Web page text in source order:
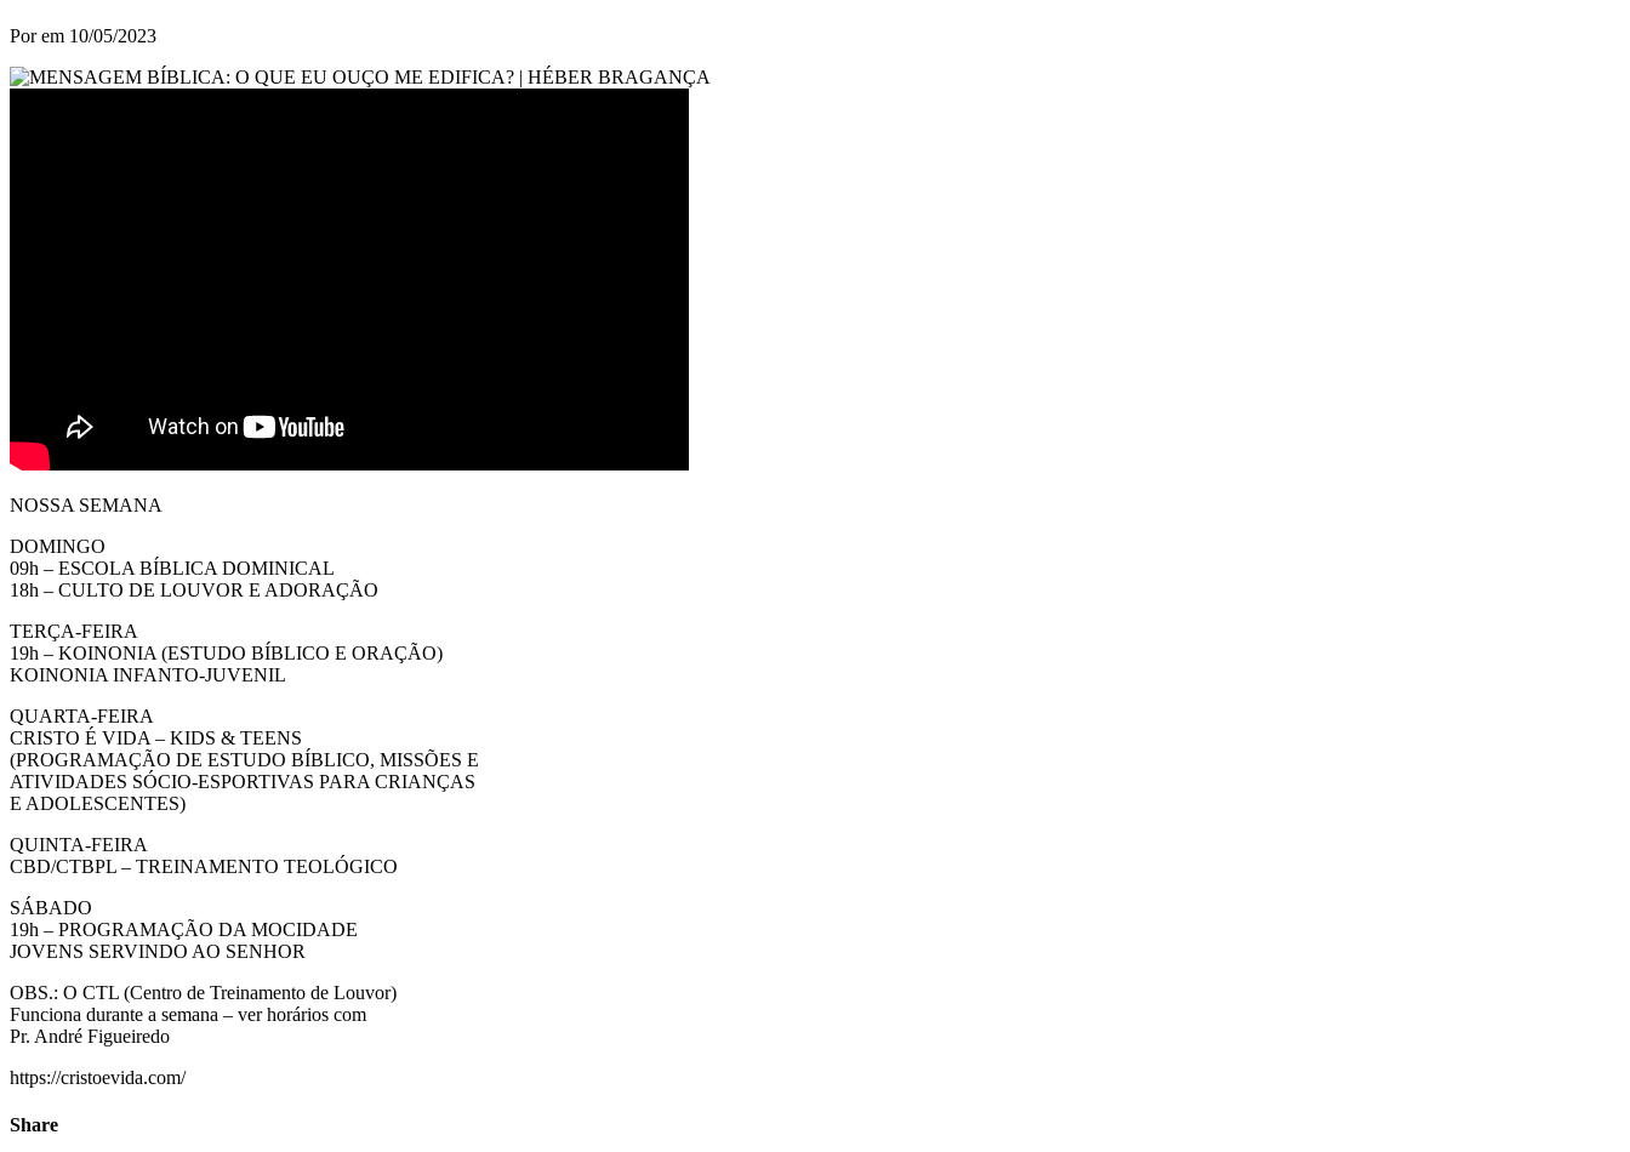
Porem 10/05/2023
NOSSA SEMANA
DOMINGO
09h – ESCOLA BÍBLICA DOMINICAL
18h – CULTO DE LOUVOR E ADORAÇÃO
TERÇA-FEIRA
19h – KOINONIA (ESTUDO BÍBLICO E ORAÇÃO)
KOINONIA INFANTO-JUVENIL
QUARTA-FEIRA
CRISTO É VIDA – KIDS & TEENS
(PROGRAMAÇÃO DE ESTUDO BÍBLICO, MISSÕES E
ATIVIDADES SÓCIO-ESPORTIVAS PARA CRIANÇAS
E ADOLESCENTES)
QUINTA-FEIRA
CBD/CTBPL – TREINAMENTO TEOLÓGICO
SÁBADO
19h – PROGRAMAÇÃO DA MOCIDADE
JOVENS SERVINDO AO SENHOR
OBS.: O CTL (Centro de Treinamento de Louvor)
Funciona durante a semana – ver horários com
Pr. André Figueiredo
https://cristoevida.com/
Share